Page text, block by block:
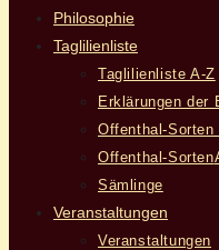
Philosophie
Taglilienliste
Taglilienliste A-Z
Erklärungen der
Offenthal-Sorten
Offenthal-Sorten
Sämlinge
Veranstaltungen
Veranstaltungen